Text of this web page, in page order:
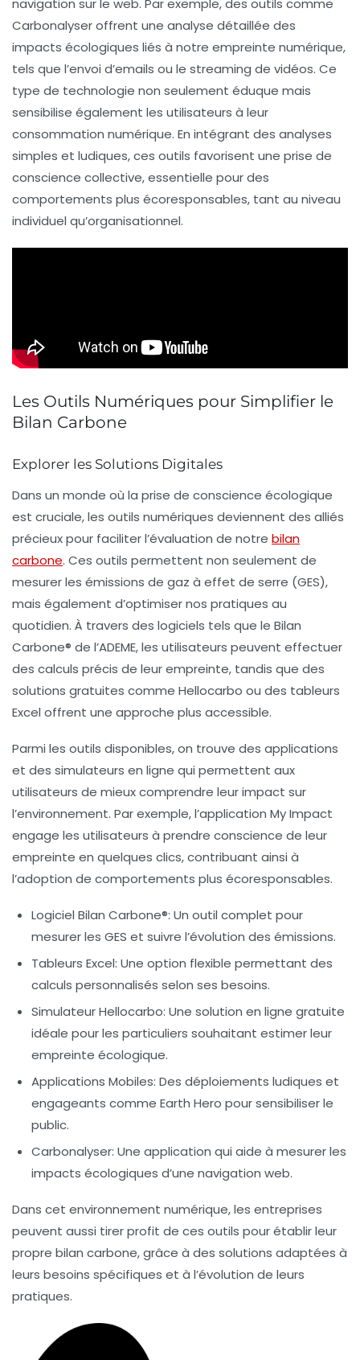
navigation sur le web. Par exemple, des outils comme
Carbonalyseroffrent une analyse détaillée des
impacts écologiques liés à notre empreinte numérique,
tels que l’envoi d’emails ou le streaming de vidéos. Ce
type de technologie non seulement éduque mais
sensibilise également les utilisateurs à leur
consommation numérique. En intégrant des analyses
simples et ludiques, ces outils favorisent une prise de
conscience collective, essentielle pour des
comportements plus écoresponsables, tant au niveau
individuel qu’organisationnel.
Les Outils Numériques pour Simplifier le
Bilan Carbone
Explorer les Solutions Digitales
Dans un monde où la prise de conscience écologique
est cruciale, les outils numériques deviennent des alliés
précieux pour faciliter l’évaluation de notre bilan
carbone. Ces outils permettent non seulement de
mesurer les émissions de gaz à effet de serre (GES),
mais également d’optimiser nos pratiques au
quotidien. À travers des logiciels tels que le Bilan
Carbone® de l’ADEME, les utilisateurs peuvent effectuer
des calculs précis de leur empreinte, tandis que des
solutions gratuites comme Hellocarbo ou des tableurs
Excel offrent une approche plus accessible.
Parmi les outils disponibles, on trouve des applications
et des simulateurs en ligne qui permettent aux
utilisateurs de mieux comprendre leur impact sur
l’environnement. Par exemple, l’application My Impact
engage les utilisateurs à prendre conscience de leur
empreinte en quelques clics, contribuant ainsi à
l’adoption de comportements plus écoresponsables.
Logiciel Bilan Carbone®: Un outil complet pour
mesurer les GES et suivre l’évolution des émissions.
Tableurs Excel: Une option flexible permettant des
calculs personnalisés selon ses besoins.
Simulateur Hellocarbo: Une solution en ligne gratuite
idéale pour les particuliers souhaitant estimer leur
empreinte écologique.
Applications Mobiles: Des déploiements ludiques et
engageants comme Earth Hero pour sensibiliser le
public.
Carbonalyser: Une application qui aide à mesurer les
impacts écologiques d’une navigation web.
Dans cet environnement numérique, les entreprises
peuvent aussi tirer profit de ces outils pour établir leur
propre bilan carbone, grâce à des solutions adaptées à
leurs besoins spécifiques et à l’évolution de leurs
pratiques.